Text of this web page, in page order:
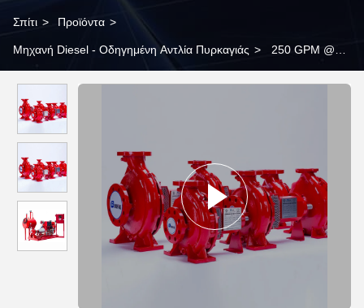
Σπίτι > Προϊόντα >
Μηχανή Diesel - Οδηγημένη Αντλία Πυρκαγιάς > 250 GPM @